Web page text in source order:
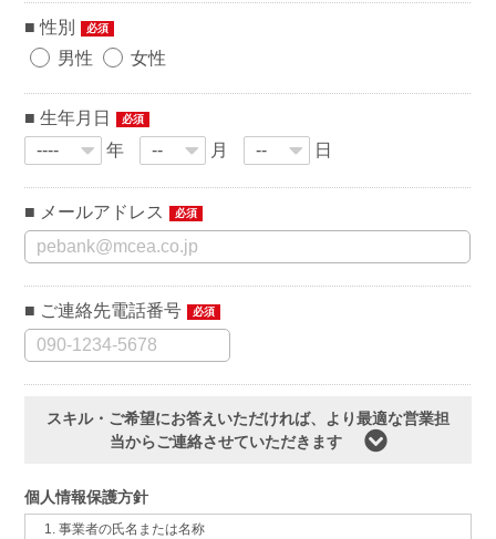
性別 必須
男性 女性
生年月日 必須
年 月 日
メールアドレス 必須
ご連絡先電話番号 必須
スキル・ご希望にお答えいただければ、より最適な営業担
当からご連絡させていただきます
個人情報保護方針
事業者の氏名または名称